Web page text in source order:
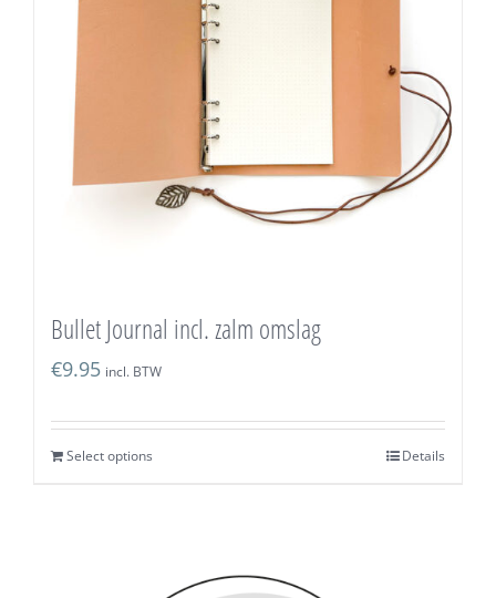
Bullet Journal incl. zalm omslag
€9.95 incl. BTW
Select options Details